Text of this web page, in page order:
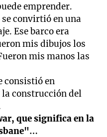
emprender.
convirtió en una
Ese barco era
mis dibujos los
mis manos las
consistió en
construcción del
que significa en la